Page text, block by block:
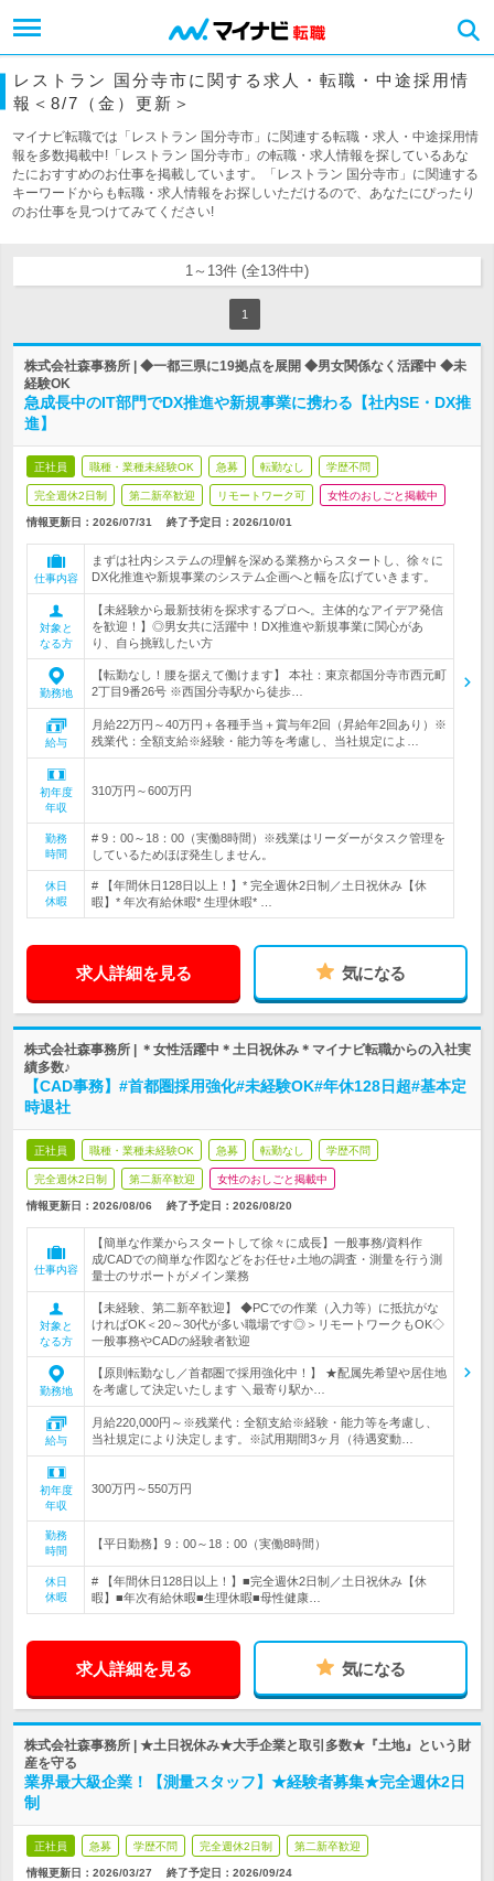
レストラン 国分寺市に関する求人・転職・中途採用情
報＜8/7（金）更新＞
マイナビ転職では「レストラン 国分寺市」に関連する転職・求人・中途採用情
報を多数掲載中!「レストラン 国分寺市」の転職・求人情報を探しているあな
たにおすすめのお仕事を掲載しています。「レストラン 国分寺市」に関連する
キーワードからも転職・求人情報をお探しいただけるので、あなたにぴったり
のお仕事を見つけてみてください!
1～13件 (全13件中)
1
株式会社森事務所 | ◆一都三県に19拠点を展開 ◆男女関係なく活躍中 ◆未
経験OK
急成長中のIT部門でDX推進や新規事業に携わる【社内SE・DX推
進】
正社員 職種・業種未経験OK 急募 転勤なし 学歴不問
完全週休2日制 第二新卒歓迎 リモートワーク可 女性のおしごと掲載中
情報更新日：2026/07/31 終了予定日： 2026/10/01
仕事内容
まずは社内システムの理解を深める業務からスタートし、徐々に
DX化推進や新規事業のシステム企画へと幅を広げていきます。
対象と
なる方
【未経験から最新技術を探求するプロへ。主体的なアイデア発信
を歓迎！】◎男女共に活躍中！DX推進や新規事業に関心があ
り、自ら挑戦したい方
勤務地
【転勤なし！腰を据えて働けます】 本社：東京都国分寺市西元町
2丁目9番26号 ※西国分寺駅から徒歩…
給与
月給22万円～40万円＋各種手当＋賞与年2回（昇給年2回あり）※
残業代：全額支給※経験・能力等を考慮し、当社規定によ…
初年度
年収
310万円～600万円
勤務
時間
# 9：00～18：00（実働8時間）※残業はリーダーがタスク管理を
しているためほぼ発生しません。
休日
休暇
# 【年間休日128日以上！】* 完全週休2日制／土日祝休み【休
暇】* 年次有給休暇* 生理休暇* …
求人詳細を見る 気になる
株式会社森事務所 | ＊女性活躍中＊土日祝休み＊マイナビ転職からの入社実
績多数♪
【CAD事務】#首都圏採用強化#未経験OK#年休128日超#基本定
時退社
正社員 職種・業種未経験OK 急募 転勤なし 学歴不問
完全週休2日制 第二新卒歓迎 女性のおしごと掲載中
情報更新日：2026/08/06 終了予定日： 2026/08/20
仕事内容
【簡単な作業からスタートして徐々に成長】一般事務/資料作
成/CADでの簡単な作図などをお任せ♪土地の調査・測量を行う測
量士のサポートがメイン業務
対象と
なる方
【未経験、第二新卒歓迎】 ◆PCでの作業（入力等）に抵抗がな
ければOK＜20～30代が多い職場です◎＞リモートワークもOK◇
一般事務やCADの経験者歓迎
勤務地
【原則転勤なし／首都圏で採用強化中！】 ★配属先希望や居住地
を考慮して決定いたします ＼最寄り駅か…
給与
月給220,000円～※残業代：全額支給※経験・能力等を考慮し、
当社規定により決定します。※試用期間3ヶ月（待遇変動…
初年度
年収
300万円～550万円
勤務
時間
【平日勤務】9：00～18：00（実働8時間）
休日
休暇
# 【年間休日128日以上！】■完全週休2日制／土日祝休み【休
暇】■年次有給休暇■生理休暇■母性健康…
求人詳細を見る 気になる
株式会社森事務所 | ★土日祝休み★大手企業と取引多数★『土地』という財
産を守る
業界最大級企業！【測量スタッフ】★経験者募集★完全週休2日
制
正社員 急募 学歴不問 完全週休2日制 第二新卒歓迎
情報更新日：2026/03/27 終了予定日： 2026/09/24